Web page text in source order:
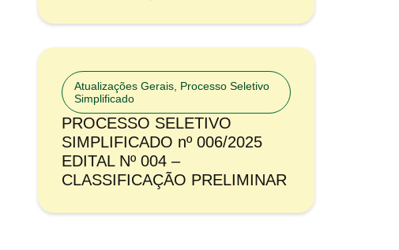
Atualizações Gerais Processo Seletivo
Simplificado
PROCESSO SELETIVO
SIMPLIFICADO nº 006/2025
EDITAL Nº 004 –
CLASSIFICAÇÃO PRELIMINAR